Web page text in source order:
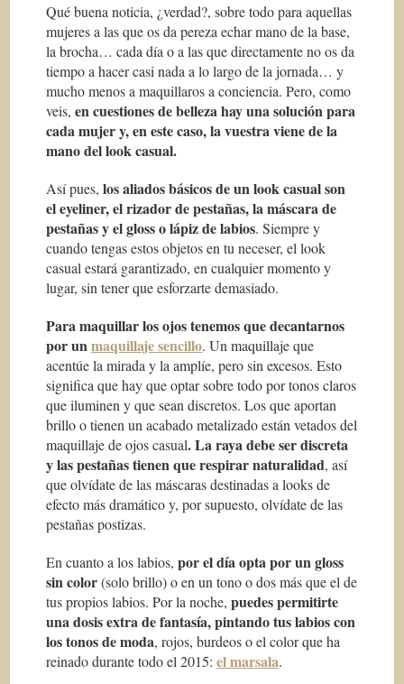
Qué buena noticia, ¿verdad?, sobre todo para aquellas
mujeres a las que os da pereza echar mano de la base,
la brocha… cada día o a las que directamente no os da
tiempo a hacer casi nada a lo largo de la jornada… y
mucho menos a maquillaros a conciencia. Pero, como
veis,en cuestiones de belleza hay una solución para
cada mujer y, en este caso, la vuestra viene de la
mano del look casual.
Así pues,los aliados básicos de un look casual son
el eyeliner, el rizador de pestañas, la máscara de
pestañas y el gloss o lápiz de labios. Siempre y
cuando tengas estos objetos en tu neceser, el look
casual estará garantizado, en cualquier momento y
lugar, sin tener que esforzarte demasiado.
Para maquillar los ojos tenemos que decantarnos
por unmaquillaje sencillo. Un maquillaje que
acentúe la mirada y la amplíe, pero sin excesos. Esto
significa que hay que optar sobre todo por tonos claros
que iluminen y que sean discretos. Los que aportan
brillo o tienen un acabado metalizado están vetados del
maquillaje de ojos casual. La raya debe ser discreta
y las pestañas tienen que respirar naturalidad, así
que olvídate de las máscaras destinadas a looks de
efecto más dramático y, por supuesto, olvídate de las
pestañas postizas.
En cuanto a los labios,por el día opta por un gloss
sin color(solo brillo) o en un tono o dos más que el de
tus propios labios. Por la noche,puedes permitirte
una dosis extra de fantasía, pintando tus labios con
los tonos de moda, rojos, burdeos o el color que ha
reinado durante todo el 2015:el marsala.